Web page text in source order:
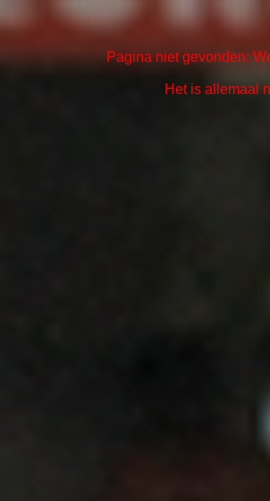
Pagina niet gevonden:
Het is allemaal